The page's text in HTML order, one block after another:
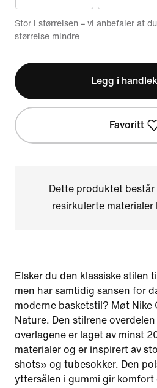
Stor i størrelsen – vi anbefaler at
størrelse mindre
Legg i
Favoritt
Dette produktet
resirkulerte materialer
Elsker du den klassiske stilen
men har samtidig sansen for
moderne basketstil? Møt Nike
Nature. Den stilrene
overlagene er laget av minst
materialer og er inspirert av
shots» og tubesokker. Den
yttersålen i gummi gir komfort